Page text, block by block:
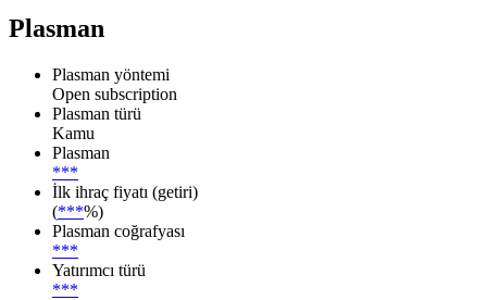
Plasman
Plasman yöntemi
Open subscription
Plasman türü
Kamu
Plasman
***
İlk ihraç fiyatı (getiri)
(***%)
Plasman coğrafyası
***
Yatırımcı türü
***